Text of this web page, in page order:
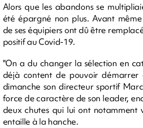
Alors que les abandons se
été épargné non plus. Avant
de ses équipiers ont dû être
positif au Covid-19.
"On a du changer la sélection en
déjà content de pouvoir
dimanche son directeur sportif
force de caractère de son leader,
deux chutes qui lui ont notamment
entaille à la hanche.